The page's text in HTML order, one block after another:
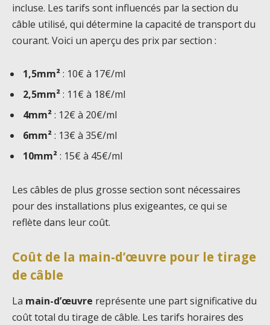
incluse. Les tarifs sont influencés par la section du
câble utilisé, qui détermine la capacité de transport du
courant. Voici un aperçu des prix par section :
1,5mm²: 10€ à 17€/ml
2,5mm²: 11€ à 18€/ml
4mm²: 12€ à 20€/ml
6mm²: 13€ à 35€/ml
10mm²: 15€ à 45€/ml
Les câbles de plus grosse section sont nécessaires
pour des installations plus exigeantes, ce qui se
reflète dans leur coût.
Coût de la main-d’œuvre pour le tirage
de câble
La main-d’œuvre représente une part significative du
coût total du tirage de câble. Les tarifs horaires des